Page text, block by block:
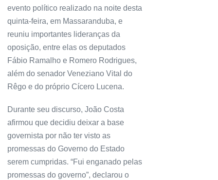
evento político realizado na noite desta
quinta-feira, em Massaranduba, e
reuniu importantes lideranças da
oposição, entre elas os deputados
Fábio Ramalho e Romero Rodrigues,
além do senador Veneziano Vital do
Rêgo e do próprio Cícero Lucena.
Durante seu discurso, João Costa
afirmou que decidiu deixar a base
governista por não ter visto as
promessas do Governo do Estado
serem cumpridas. “Fui enganado pelas
promessas do governo”, declarou o